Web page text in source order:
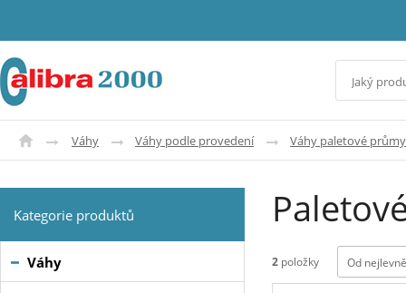
Váhy Váhy podle provedení Váhy paletové
2 položky Od
Kategorie produktů
Váhy